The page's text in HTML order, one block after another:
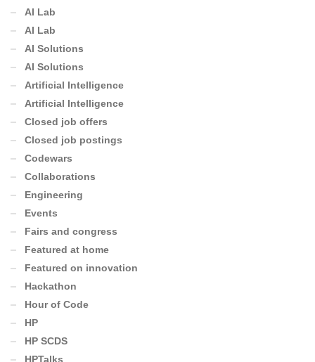
AI Lab
AI Lab
AI Solutions
AI Solutions
Artificial Intelligence
Artificial Intelligence
Closed job offers
Closed job postings
Codewars
Collaborations
Engineering
Events
Fairs and congress
Featured at home
Featured on innovation
Hackathon
Hour of Code
HP
HP SCDS
HPTalks